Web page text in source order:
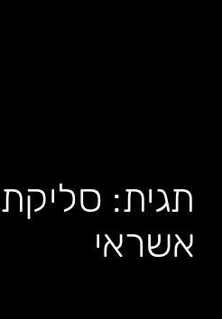
תגית:
אשראי